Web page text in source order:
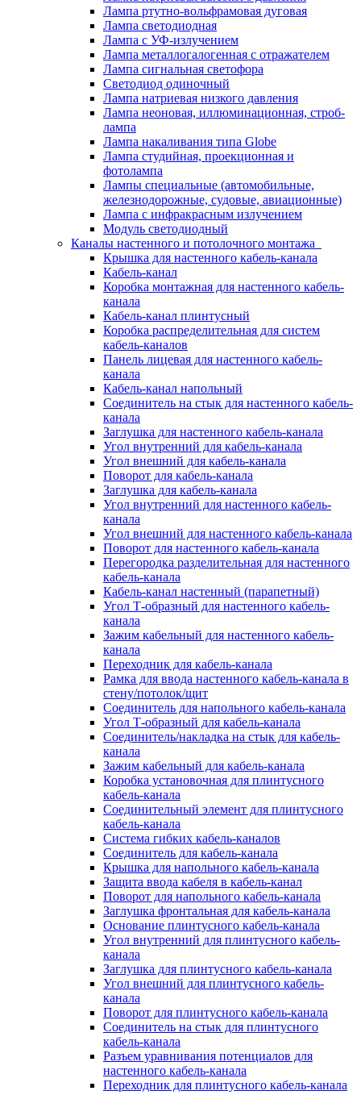
Лампа ртутно-вольфрамовая дуговая
Лампа светодиодная
Лампа с УФ-излучением
Лампа металлогалогенная с отражателем
Лампа сигнальная светофора
Светодиод одиночный
Лампа натриевая низкого давления
Лампа неоновая, иллюминационная, строб-
лампа
Лампа накаливания типа Globe
Лампа студийная, проекционная и
фотолампа
Лампы специальные (автомобильные,
железнодорожные, судовые, авиационные)
Лампа с инфракрасным излучением
Модуль светодиодный
Каналы настенного и потолочного монтажа
Крышка для настенного кабель-канала
Кабель-канал
Коробка монтажная для настенного кабель-
канала
Кабель-канал плинтусный
Коробка распределительная для систем
кабель-каналов
Панель лицевая для настенного кабель-
канала
Кабель-канал напольный
Соединитель на стык для настенного кабель-
канала
Заглушка для настенного кабель-канала
Угол внутренний для кабель-канала
Угол внешний для кабель-канала
Поворот для кабель-канала
Заглушка для кабель-канала
Угол внутренний для настенного кабель-
канала
Угол внешний для настенного кабель-канала
Поворот для настенного кабель-канала
Перегородка разделительная для настенного
кабель-канала
Кабель-канал настенный (парапетный)
Угол Т-образный для настенного кабель-
канала
Зажим кабельный для настенного кабель-
канала
Переходник для кабель-канала
Рамка для ввода настенного кабель-канала в
стену/потолок/щит
Соединитель для напольного кабель-канала
Угол Т-образный для кабель-канала
Соединитель/накладка на стык для кабель-
канала
Зажим кабельный для кабель-канала
Коробка установочная для плинтусного
кабель-канала
Соединительный элемент для плинтусного
кабель-канала
Система гибких кабель-каналов
Соединитель для кабель-канала
Крышка для напольного кабель-канала
Защита ввода кабеля в кабель-канал
Поворот для напольного кабель-канала
Заглушка фронтальная для кабель-канала
Основание плинтусного кабель-канала
Угол внутренний для плинтусного кабель-
канала
Заглушка для плинтусного кабель-канала
Угол внешний для плинтусного кабель-
канала
Поворот для плинтусного кабель-канала
Соединитель на стык для плинтусного
кабель-канала
Разъем уравнивания потенциалов для
настенного кабель-канала
Переходник для плинтусного кабель-канала